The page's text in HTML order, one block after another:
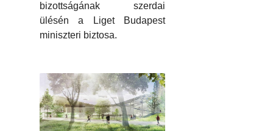
bizottságának szerdai
ülésén a Liget Budapest
miniszteri biztosa.